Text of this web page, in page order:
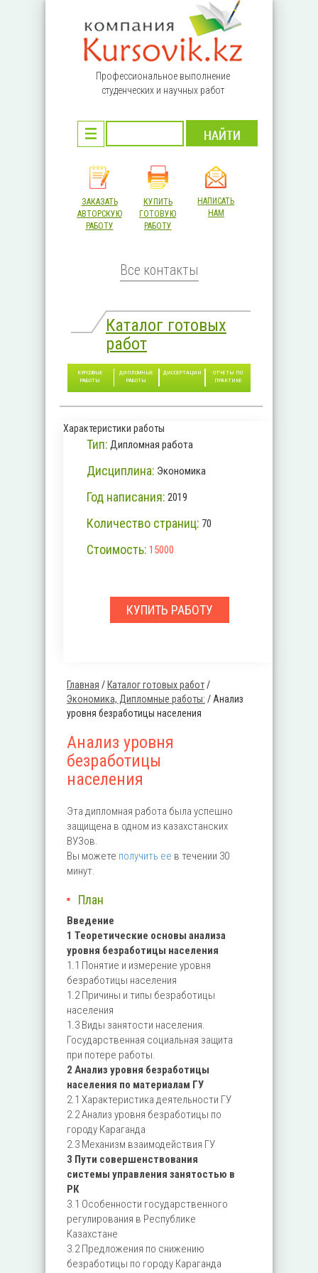
Профессиональное выполнение
студенческих и научных работ
ЗАКАЗАТЬ
АВТОРСКУЮ
РАБОТУ
КУПИТЬ
ГОТОВУЮ
РАБОТУ
НАПИСАТЬ
НАМ
Все контакты
Каталог готовых
работ
КУРСОВЫЕ
РАБОТЫ
ДИПЛОМНЫЕ
РАБОТЫ
ДИССЕРТАЦИИ
ОТЧЕТЫ ПО
ПРАКТИКЕ
Вы здесь
Главная / Каталог готовых работ/
Экономика, Дипломные работы: / Анализ
уровня безработицы населения
Анализ уровня
безработицы
населения
Эта дипломная работа была успешно
защищена в одном из казахстанских
ВУЗов.
Вы можете получить ее в течении 30
минут.
План
Введение
1 Теоретические основы анализа
уровня безработицы населения
1.1 Понятие и измерение уровня
безработицы населения
1.2 Причины и типы безработицы
населения
1.3 Виды занятости населения.
Государственная социальная защита
при потере работы.
2 Анализ уровня безработицы
населения по материалам ГУ
2.1 Характеристика деятельности ГУ
2.2 Анализ уровня безработицы по
городу Караганда
2.3 Механизм взаимодействия ГУ
3 Пути совершенствования
системы управления занятостью в
РК
3.1 Особенности государственного
регулирования в Республике
Казахстане
3.2 Предложения по снижению
безработицы по городу Караганда
Характеристики работы
Тип: Дипломная работа
Дисциплина: Экономика
Год написания: 2019
Количество страниц: 70
Стоимость: 15000
КУПИТЬ РАБОТУ